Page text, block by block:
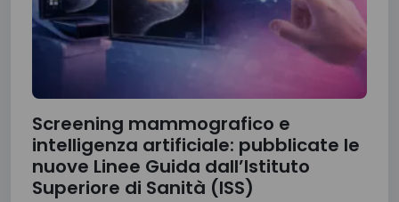
Screening mammografico e
intelligenza artificiale: pubblicate le
nuove Linee Guida dall’Istituto
Superiore di Sanità (ISS)